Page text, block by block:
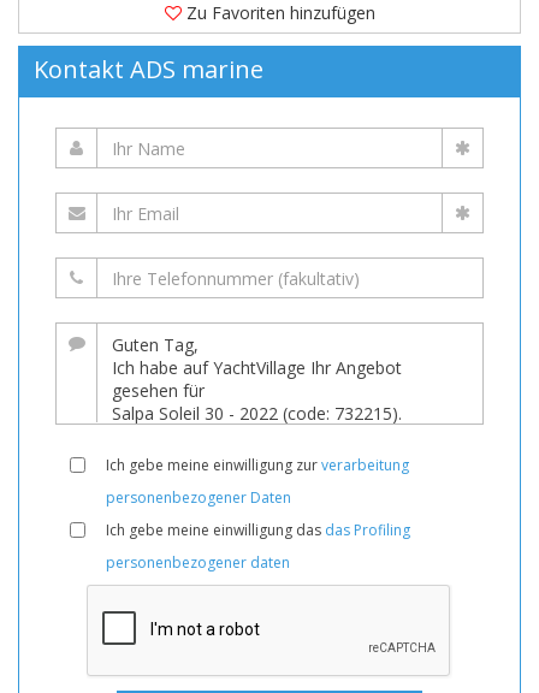
Zu Favoriten hinzufügen
Kontakt ADS marine
Ich gebe meine einwilligung zurverarbeitung
personenbezogener Daten
Ich gebe meine einwilligung das das Profiling
personenbezogener daten